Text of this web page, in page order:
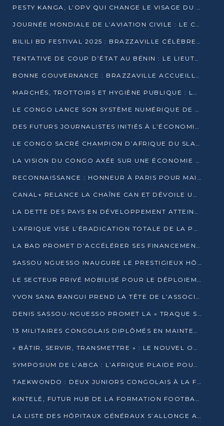
PESTY KANGA, L’OPV QUI CHANGE LE VISAGE DU REPORTAGE AU CONGO
JOURNÉE MONDIALE DE L’AVIATION CIVILE : LE CONGO MISE SUR L’INNOVATION ET LA SÉCURITÉ
BILILI BD FESTIVAL 2025 : BRAZZAVILLE CÉLÈBRE DIX ANS DE CRÉATION GRAPHIQUE AFRICAINE
TENTATIVE DE COUP D’ÉTAT AU BÉNIN : LE LIEUTENANT-COLONEL TIGRI S’AUTOPROCLAME CHEF D’UN COMITÉ MILITAIRE
BONNE GOUVERNANCE : BRAZZAVILLE ACCUEILLE LES PREMIÈRES JOURNÉES CONGOLAISES DE L’ÉVALUATION
MARCHÉS, TROTTOIRS ET HYGIÈNE PUBLIQUE : LE GOUVERNEMENT DURCIT LE TON
LE CONGO LANCE SON SYSTÈME NUMÉRIQUE DE VÉRIFICATION DU BOIS
DES FUTURS JOURNALISTES INITIÉS À L’ÉCONOMIE BLEUE DURABLE
LE CONGO SACRÉ CHAMPION D’AFRIQUE DU SLAM 2025
LA VISION DU CONGO AXÉE SUR UNE ÉCONOMIE BAS CARBONE AU RENDEZ-VOUS DE MONACO 2025
RECONNAISSANCE : HONNEUR À PARIS POUR MAIXENT RAOUL OMINGA
CANAL+ RELANCE LA CHAÎNE CAN ET DÉVOILE UNE OFFRE EXCEPTIONNELLE POUR DÉCEMBRE
LA DETTE DES PAYS EN DÉVELOPPEMENT ATTEINT UN SOMMET HISTORIQUE ENTRE 2022 ET 2024
L’AFRIQUE VISE L’ÉRADICATION TOTALE DE LA POLIOMYÉLITE D’ICI 2026
LA BAD PROMET D’ACCÉLÉRER SES FINANCEMENTS AVEC LE MINISTÈRE DE L’ASSAINISSEMENT
SASSOU NGUESSO INAUGURE LE PRESTIGIEUX HÔTEL KEMPINSKI BRAZZAVILLE
LE SECTEUR PRIVÉ MOBILISÉ POUR LE DÉPLOIEMENT DE 19 MINI-CENTRALES SOLAIRES
YVON SANA BANGUI PREND LA TÊTE DE L’ASSOCIATION DES BANQUES CENTRALES AFRICAINES
DENIS SASSOU-NGUESSO PROMET LA « TRAQUE SANS RELÂCHE » DU GRAND BANDITISME
13 MILITAIRES CONGOLAIS DIPLÔMÉS EN MAINTENANCE INDUSTRIELLE APRÈS TROIS ANS DE FORMATION À L’UNIVERSITÉ MARIEN-NGOUABI
« BÂTIR, SERVIR, TRANSMETTRE » : LE NOUVEL OUVRAGE QUI INTERPELLE LES COLLECTIVITÉS
SYMPOSIUM DE L’ABCA : L’AFRIQUE PLAIDE POUR UN FINANCEMENT CLIMATIQUE ÉQUITABLE
TAEKWONDO : DEUX JUNIORS CONGOLAIS À LA FINALE D’OPEN SYRIES 2025 À ABIDJAN
KINTELÉ, FUTUR HUB DE LA FORMATION FOOTBALLISTIQUE AFRICAINE ?
LA LISTE DES HÔPITAUX GÉNÉRAUX S’ALLONGE AU CONGO